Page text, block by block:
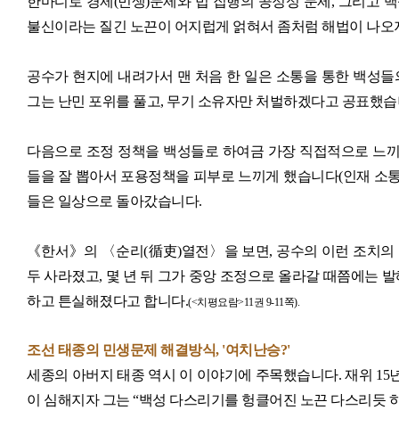
불신이라는 질긴 노끈이 어지럽게 얽혀서 좀처럼 해법이 나
공수가 현지에 내려가서 맨 처음 한 일은 소통을 통한 백성
그는 난민 포위를 풀고, 무기 소유자만 처벌하겠다고 공표했
다음으로 조정 정책을 백성들로 하여금 가장 직접적으로 느
들을 잘 뽑아서 포용정책을 피부로 느끼게 했습니다(인재 소
들은 일상으로 돌아갔습니다.
《한서》의 〈순리(循吏)열전〉을 보면, 공수의 이런 조치
두 사라졌고, 몇 년 뒤 그가 중앙 조정으로 올라갈 때쯤에는
하고 튼실해졌다고 합니다.(<치평요람>11권 9-11쪽).
조선 태종의 민생문제 해결방식, '여치난승?'
세종의 아버지 태종 역시 이 이야기에 주목했습니다. 재위 15
이 심해지자 그는 “백성 다스리기를 헝클어진 노끈 다스리듯